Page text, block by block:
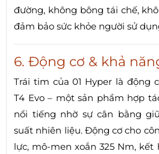
đường, không bông tái chế,
đảm bảo sức khỏe người sử
6. Động cơ & khả
Trái tim của 01 Hyper là động
T4 Evo – một sản phẩm hợp
nổi tiếng nhờ sự cân bằng
suất nhiên liệu. Động cơ cho
lực, mô-men xoắn 325 Nm,